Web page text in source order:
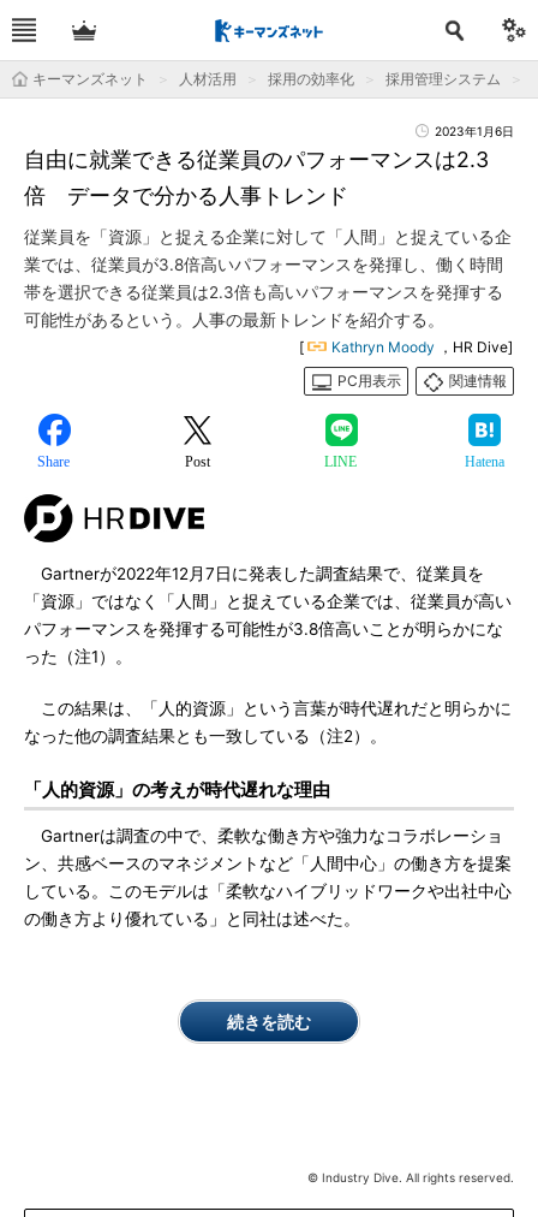
キーマンズネット 人材活用 採用の効率化 採用管理システム
2023年1月6日
自由に就業できる従業員のパフォーマンスは2.3
倍 データで分かる人事トレンド
従業員を「資源」と捉える企業に対して「人間」と捉えている企
業では、従業員が3.8倍高いパフォーマンスを発揮し、働く時間
帯を選択できる従業員は2.3倍も高いパフォーマンスを発揮する
可能性があるという。人事の最新トレンドを紹介する。
[ Kathryn Moody ，HR Dive]
PC用表示
関連情報
Share Post LINE Hatena
Gartnerが2022年12月7日に発表した調査結果で、従業員を
「資源」ではなく「人間」と捉えている企業では、従業員が高い
パフォーマンスを発揮する可能性が3.8倍高いことが明らかにな
った（注1）。
この結果は、「人的資源」という言葉が時代遅れだと明らかに
なった他の調査結果とも一致している（注2）。
「人的資源」の考えが時代遅れな理由
Gartnerは調査の中で、柔軟な働き方や強力なコラボレーショ
ン、共感ベースのマネジメントなど「人間中心」の働き方を提案
している。このモデルは「柔軟なハイブリッドワークや出社中心
の働き方より優れている」と同社は述べた。
続きを読む
© Industry Dive. All rights reserved.